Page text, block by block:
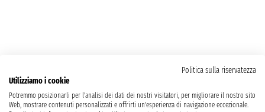
Politica sulla riservatezza
Utilizziamo i cookie
Potremmo posizionarli per l'analisi dei dati dei nostri visitatori, per migliorare il nostro sito
Web, mostrare contenuti personalizzati e offrirti un'esperienza di navigazione eccezionale.